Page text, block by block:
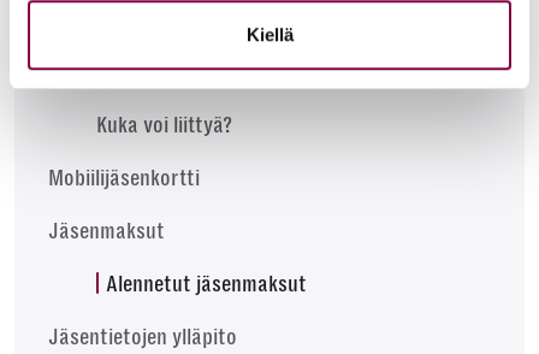
Kiellä
Miksi liittyä jäseneksi
Kuka voi liittyä?
Mobiilijäsenkortti
Jäsenmaksut
Alennetut jäsenmaksut
Jäsentietojen ylläpito